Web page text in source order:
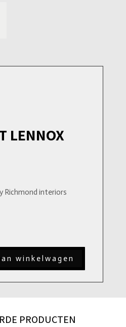
LENNOX
Richmond interiors
winkelwagen
PRODUCTEN